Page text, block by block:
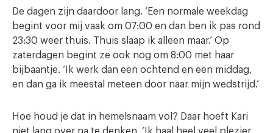
De dagen zijn daardoor lang. ‘Een normale weekdag
begint voor mij vaak om 07:00 en dan ben ik pas rond
23:30 weer thuis. Thuis slaap ik alleen maar.’ Op
zaterdagen begint ze ook nog om 8:00 met haar
bijbaantje. ‘Ik werk dan een ochtend en een middag,
en dan ga ik meestal meteen door naar mijn wedstrijd.’
Hoe houd je dat in hemelsnaam vol? Daar hoeft Kari